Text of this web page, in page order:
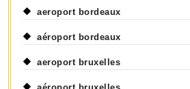
aeroport bordeaux
aéroport bordeaux
aeroport bruxelles